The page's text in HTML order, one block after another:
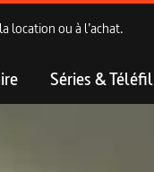
location ou à l’achat.
Séries &